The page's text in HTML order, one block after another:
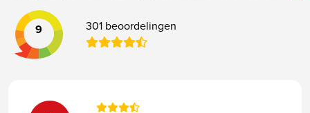
9 301 beoordelingen